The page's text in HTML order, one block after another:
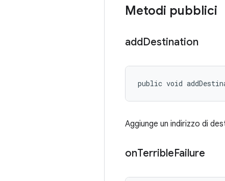
Metodi pubblici
addDestination
public void
Aggiunge un indirizzo di
onTerribleFailure